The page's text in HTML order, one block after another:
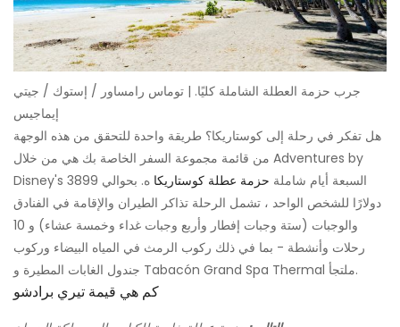
جرب حزمة العطلة الشاملة كليًا. | توماس رامساور / إستوك / جيتي
إيماجيس
هل تفكر في رحلة إلى كوستاريكا؟ طريقة واحدة للتحقق من هذه الوجهة
من قائمة مجموعة السفر الخاصة بك هي من خلال Adventures by
Disney's السبعة أيام شاملة حزمة عطلة كوستاريكا
ه. بحوالي 3899
دولارًا للشخص الواحد ، تشمل الرحلة تذاكر الطيران والإقامة في الفنادق
والوجبات (ستة وجبات إفطار وأربع وجبات غداء وخمسة عشاء) و 10
رحلات وأنشطة - بما في ذلك ركوب الرمث في المياه البيضاء وركوب
جندول الغابات المطيرة و Tabacón Grand Spa Thermal ملتجأ.
كم هي قيمة تيري برادشو